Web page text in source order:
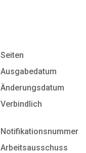
Seiten
Ausgabedatum
Änderungsdatum
Verbindlich
Notifikationsnummer
Arbeitsausschuss